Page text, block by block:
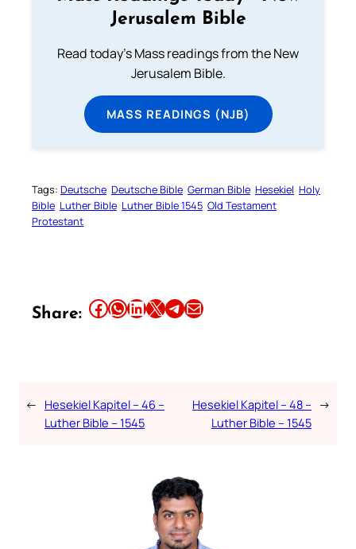
Jerusalem Bible
Read today's Mass readings from the New
Jerusalem Bible.
MASS READINGS (NJB)
Tags: Deutsche Deutsche Bible German Bible Hesekiel Holy
Bible Luther Bible Luther Bible 1545 Old Testament
Protestant
Share: Share this article on Facebook Share this article on WhatsApp Share this article on LinkedIn Share this article on X Share this article on TelegramEmail this Article
← Hesekiel Kapitel – 46 –
Luther Bible – 1545
Hesekiel Kapitel – 48 –
Luther Bible – 1545
→